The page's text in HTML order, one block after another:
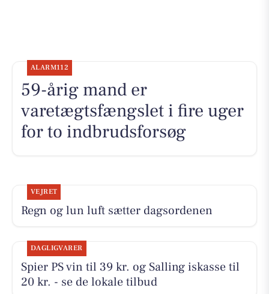
ALARM112
59-årig mand er
varetægtsfængslet i fire uger
for to indbrudsforsøg
VEJRET
Regn og lun luft sætter dagsordenen
DAGLIGVARER
Spier PS vin til 39 kr. og Salling iskasse til
20 kr. - se de lokale tilbud